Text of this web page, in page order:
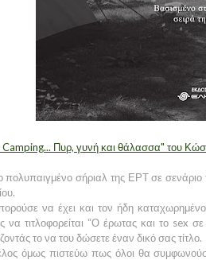
Camping... Πυρ, γυνή και θάλασσα" του
πολυπαιγμένο σήριαλ της ΕΡΤ σε
να έχει και τον ήδη
να τιτλοφορείται “Ο έρωτας και το sex
το να του δώσετε έναν δικό σας τίτλο.
όμως πιστεύω πως όλοι θα